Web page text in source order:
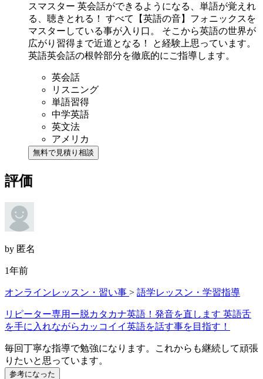
スマスター 英会話ができるようになる、単語が覚えれ
る、聴きとれる！ すべて【英語の音】フォニックスを
マスターしている事が入り口。 そこから英語の世界が
広がり習得まで近道となる！ と経験上思っています。
英語英会話の根幹部分を徹底的にご指導します。
英会話
リスニング
単語習得
中学英語
英文法
アメリカ
無料で見積り相談
評価
by 匿名
1年前
オンラインレッスン・習い事 > 語学レッスン・学習指導
リピーター専用ー脱カタカナ英語！発音を直します 英語舌
を手に入れながらカッコイイ英語を話す事を目指す！
毎回丁寧な指導で勉強になります。これからも継続して頑張
りたいと思っています。
参考になった